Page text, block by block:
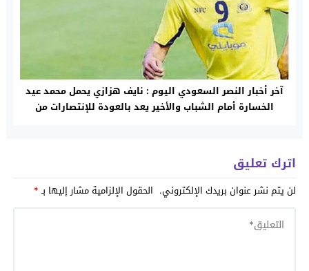
آخر أخبار النصر السعودي اليوم : نايف هزازي يحمل محمد عيد
الخسارة أمام الشباب والأخير يعد بالعودة للإنتصارات من
اترك تعليق
لن يتم نشر عنوان بريدك الإلكتروني. الحقول الإلزامية مشار إليها بـ*